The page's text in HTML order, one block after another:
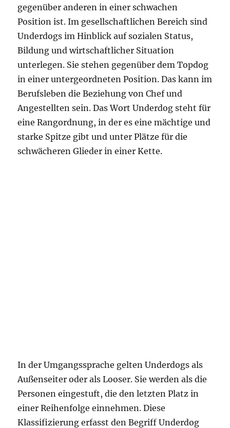
gegenüber anderen in einer schwachen
Position ist. Im gesellschaftlichen Bereich sind
Underdogs im Hinblick auf sozialen Status,
Bildung und wirtschaftlicher Situation
unterlegen. Sie stehen gegenüber dem Topdog
in einer untergeordneten Position. Das kann im
Berufsleben die Beziehung von Chef und
Angestellten sein. Das Wort Underdog steht für
eine Rangordnung, in der es eine mächtige und
starke Spitze gibt und unter Plätze für die
schwächeren Glieder in einer Kette.
In der Umgangssprache gelten Underdogs als
Außenseiter oder als Looser. Sie werden als die
Personen eingestuft, die den letzten Platz in
einer Reihenfolge einnehmen. Diese
Klassifizierung erfasst den Begriff Underdog